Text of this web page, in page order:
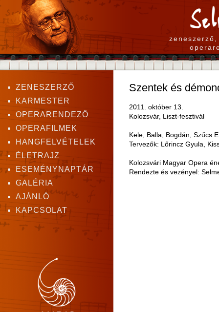
ZENESZERZŐ
KARMESTER
OPERARENDEZŐ
OPERAFILMEK
HANGFELVÉTELEK
ÉLETRAJZ
ESEMÉNYNAPTÁR
GALÉRIA
AJÁNLÓ
KAPCSOLAT
Szentek és
2011. október 13.
Kolozsvár, Liszt-fesztivál
Kele, Balla, Bogdán, Szűcs
Tervezők: Lőrincz Gyula,
Kolozsvári Magyar Opera
Rendezte és vezényel: